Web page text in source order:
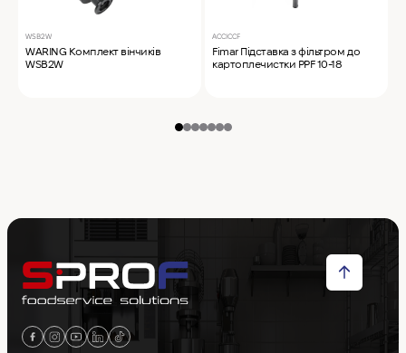
WSB2W
WARING Комплект вінчиків
WSB2W
ACCICCF
Fimar Підставка з фільтром до
картоплечистки PPF 10-18